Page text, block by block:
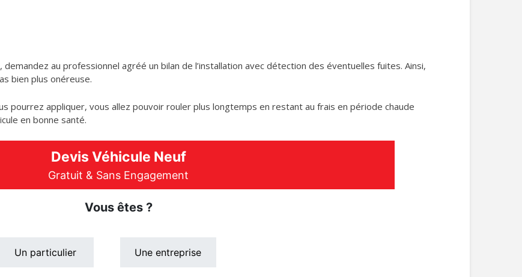
au professionnel agréé un bilan de l’installation avec détection des éventuelles fuites. Ainsi,
bien plus onéreuse.
pourrez appliquer, vous allez pouvoir rouler plus longtemps en restant au frais en période chaude
en bonne santé.